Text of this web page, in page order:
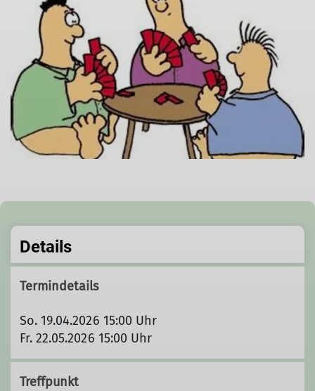
Details
Termindetails
So. 19.04.2026 15:00 Uhr
Fr. 22.05.2026 15:00 Uhr
Treffpunkt